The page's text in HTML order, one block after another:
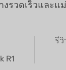
งรวดเร็วและ
R1
รีวิ